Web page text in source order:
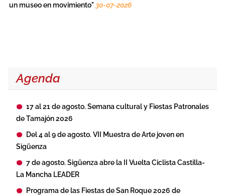
Agenda
17 al 21 de agosto. Semana cultural y Fiestas Patronales
de Tamajón 2026
Del 4 al 9 de agosto. VII Muestra de Arte joven en
Sigüenza
7 de agosto. Sigüenza abre la II Vuelta Ciclista Castilla-
La Mancha LEADER
Programa de las Fiestas de San Roque 2026 de
un museo en movimiento" 30-07-2026